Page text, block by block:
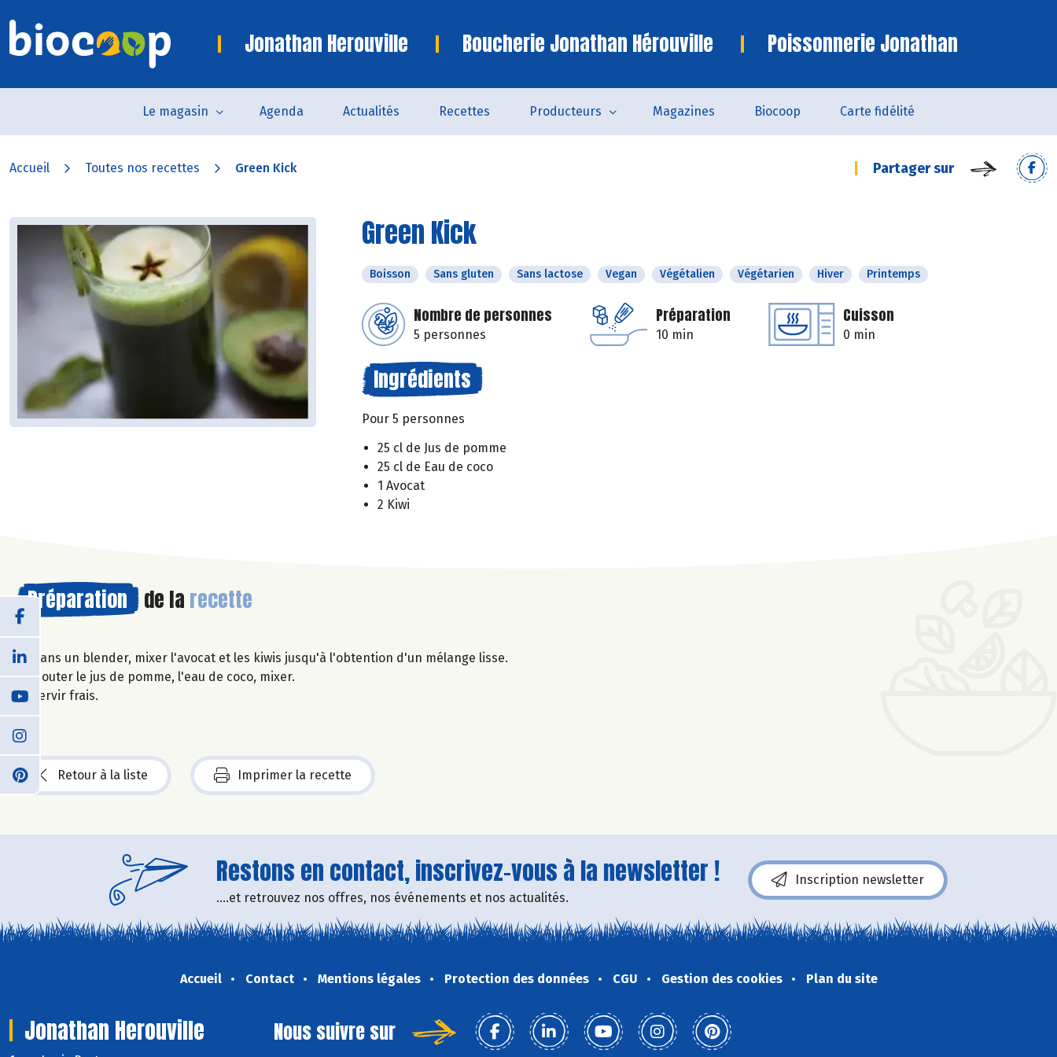
Jonathan Herouville Boucherie Jonathan Hérouville Poissonnerie Jonathan
Le magasin Agenda Actualités Recettes Producteurs Magazines Biocoop Carte fidélité
Accueil Toutes nos recettes Green Kick Partager sur
Green Kick
Boisson Sans gluten Sans lactose Vegan Végétalien Végétarien Hiver Printemps
Nombre de personnes
5 personnes
Préparation
10 min
Cuisson
0 min
Ingrédients
Pour 5 personnes
25 cl de Jus de pomme
25 cl de Eau de coco
1 Avocat
2 Kiwi
Préparation de la recette
Dans un blender, mixer l'avocat et les kiwis jusqu'à l'obtention d'un mélange lisse.
Ajouter le jus de pomme, l'eau de coco, mixer.
Servir frais.
Retour à la liste Imprimer la recette
Restons en contact, inscrivez-vous à la newsletter !
....et retrouvez nos offres, nos événements et nos actualités.
Inscription newsletter
Accueil Contact Mentions légales Protection des données CGU Gestion des cookies Plan du site
Jonathan Herouville Nous suivre sur